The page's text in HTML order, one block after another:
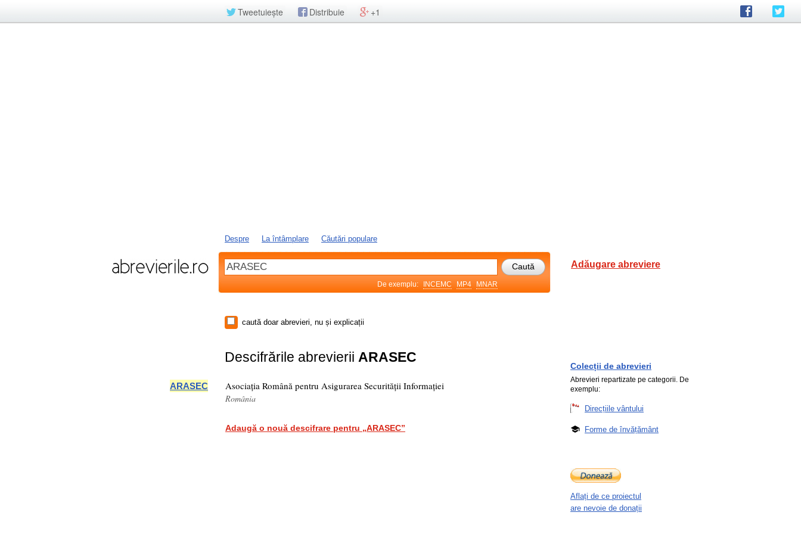
Tweetuiește Distribuie +1
Despre La întâmplare Căutări populare
De exemplu: INCEMC MP4 MNAR
Adăugare abreviere
caută doar abrevieri, nu și explicații
Descifrările abrevierii ARASEC
ARASEC Asociația Română pentru Asigurarea Securității Informației
România
Adaugă o nouă descifrare pentru „ARASEC”
Colecții de abrevieri
Abrevieri repartizate pe categorii. De
exemplu:
Direcțiile vântului
Forme de învățământ
Aflați de ce proiectul
are nevoie de donații